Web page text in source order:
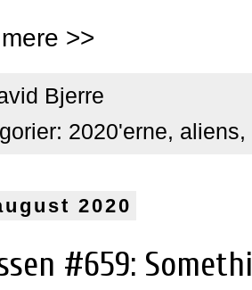
>>
Bjerre
2020'erne, aliens,
2020
#659: